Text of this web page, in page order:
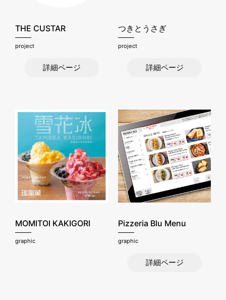
THE CUSTAR
project
詳細ページ
つきとうさぎ
project
詳細ページ
MOMITOI KAKIGORI
graphic
Pizzeria Blu Menu
graphic
詳細ページ